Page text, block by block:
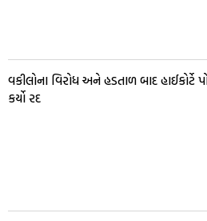
વકીલોના વિરોધ અને હડતાળ બાદ હાઈકોર્ટે
કર્યો રદ